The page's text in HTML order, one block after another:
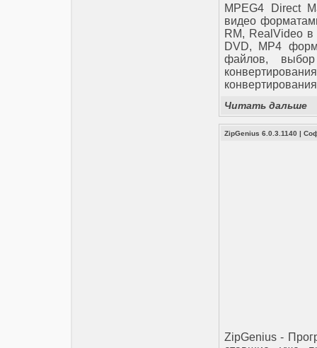
MPEG4 Direct
видео
RM, RealVideo
DVD, MP4
файлов, выбор
Читать дальше
ZipGenius 6.0.3.1140 |
ZipGenius -